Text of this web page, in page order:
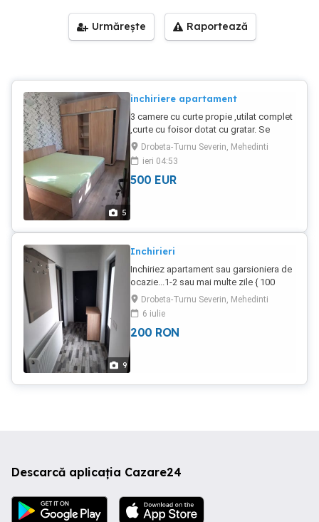
Urmărește Raportează
5
inchiriere apartament
3 camere cu curte propie ,utilat complet
,curte cu foisor dotat cu gratar. Se
inchiriaza si la firme
Drobeta-Turnu Severin, Mehedinti
ieri 04:53
500 EUR
9
Inchirieri
Inchiriez apartament sau garsioniera de
ocazie...1-2 sau mai multe zile { 100
lei/zi-garsionera} {200 lei /zi-
apartament} Dotari corespunzatoare.
Drobeta-Turnu Severin, Mehedinti
6 iulie
200 RON
Descarcă aplicația Cazare24